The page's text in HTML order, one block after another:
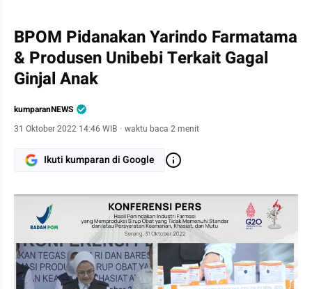
BPOM Pidanakan Yarindo Farmatama
& Produsen Unibebi Terkait Gagal
Ginjal Anak
kumparanNEWS
31 Oktober 2022 14:46 WIB · waktu baca 2 menit
Ikuti kumparan di Google